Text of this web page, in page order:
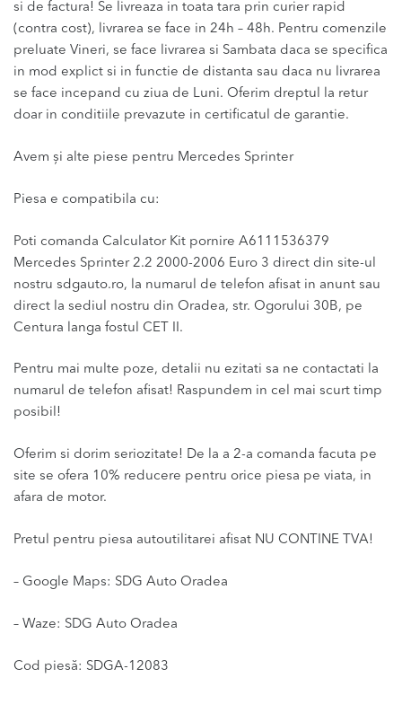
si de factura! Se livreaza in toata tara prin curier rapid
(contra cost), livrarea se face in 24h – 48h. Pentru comenzile
preluate Vineri, se face livrarea si Sambata daca se specifica
in mod explict si in functie de distanta sau daca nu livrarea
se face incepand cu ziua de Luni. Oferim dreptul la retur
doar in conditiile prevazute in certificatul de garantie.
Avem și alte piese pentru Mercedes Sprinter
Piesa e compatibila cu:
Poti comanda Calculator Kit pornire A6111536379
Mercedes Sprinter 2.2 2000-2006 Euro 3 direct din site-ul
nostru sdgauto.ro, la numarul de telefon afisat in anunt sau
direct la sediul nostru din Oradea, str. Ogorului 30B, pe
Centura langa fostul CET II.
Pentru mai multe poze, detalii nu ezitati sa ne contactati la
numarul de telefon afisat! Raspundem in cel mai scurt timp
posibil!
Oferim si dorim seriozitate! De la a 2-a comanda facuta pe
site se ofera 10% reducere pentru orice piesa pe viata, in
afara de motor.
Pretul pentru piesa autoutilitarei afisat NU CONTINE TVA!
– Google Maps: SDG Auto Oradea
– Waze: SDG Auto Oradea
Cod piesă: SDGA-12083